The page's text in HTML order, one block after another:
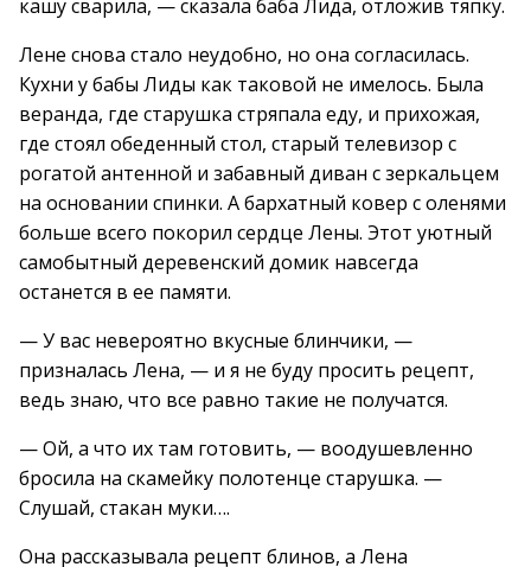
кашу сварила, — сказала баба Лида, отложив тяпку.
Лене снова стало неудобно, но она согласилась.
Кухни у бабы Лиды как таковой не имелось. Была
веранда, где старушка стряпала еду, и прихожая,
где стоял обеденный стол, старый телевизор с
рогатой антенной и забавный диван с зеркальцем
на основании спинки. А бархатный ковер с оленями
больше всего покорил сердце Лены. Этот уютный
самобытный деревенский домик навсегда
останется в ее памяти.
— У вас невероятно вкусные блинчики, —
призналась Лена, — и я не буду просить рецепт,
ведь знаю, что все равно такие не получатся.
— Ой, а что их там готовить, — воодушевленно
бросила на скамейку полотенце старушка. —
Слушай, стакан муки….
Она рассказывала рецепт блинов, а Лена